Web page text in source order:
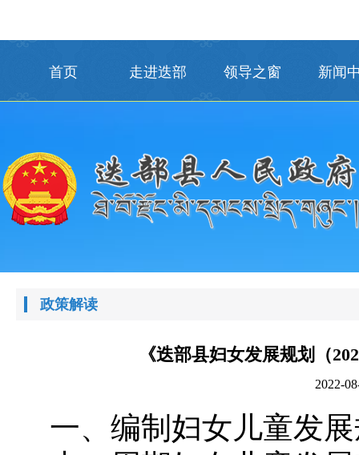
首页 走进迭部 领导之窗 新闻
政策解读
《迭部县妇女发展规划（
2022-
一、编制妇女儿童发